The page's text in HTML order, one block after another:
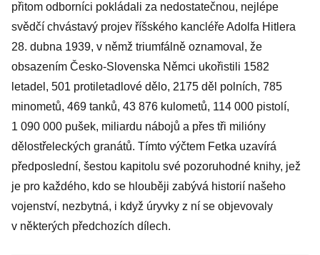
přitom odborníci pokládali za nedostatečnou, nejlépe
svědčí chvástavý projev říšského kancléře Adolfa Hitlera
28. dubna 1939, v němž triumfálně oznamoval, že
obsazením Česko-Slovenska Němci ukořistili 1582
letadel, 501 protiletadlové dělo, 2175 děl polních, 785
minometů, 469 tanků, 43 876 kulometů, 114 000 pistolí,
1 090 000 pušek, miliardu nábojů a přes tři milióny
dělostřeleckých granátů. Tímto výčtem Fetka uzavírá
předposlední, šestou kapitolu své pozoruhodné knihy, jež
je pro každého, kdo se hlouběji zabývá historií našeho
vojenství, nezbytná, i když úryvky z ní se objevovaly
v některých předchozích dílech.